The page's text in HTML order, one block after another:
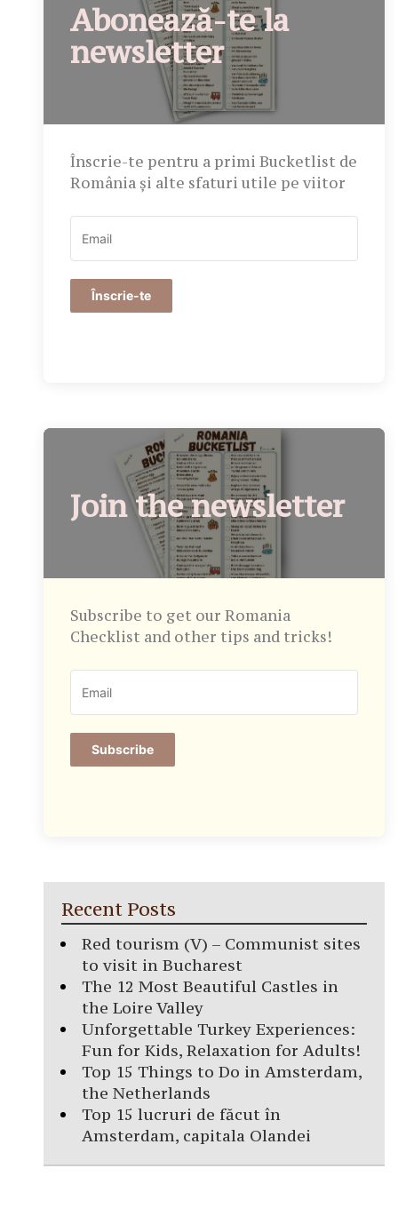
Abonează-te la
newsletter
Înscrie-te pentru a primi Bucketlist de
România și alte sfaturi utile pe viitor
Înscrie-te
Join the newsletter
Subscribe to get our Romania
Checklist and other tips and tricks!
Subscribe
Recent Posts
Red tourism (V) – Communist sites
to visit in Bucharest
The 12 Most Beautiful Castles in
the Loire Valley
Unforgettable Turkey Experiences:
Fun for Kids, Relaxation for Adults!
Top 15 Things to Do in Amsterdam,
the Netherlands
Top 15 lucruri de făcut în
Amsterdam, capitala Olandei